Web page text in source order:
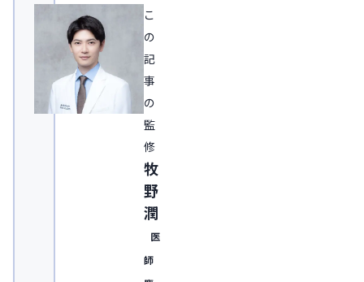
こ
の
記
事
の
監
修
牧
野
潤
医
師